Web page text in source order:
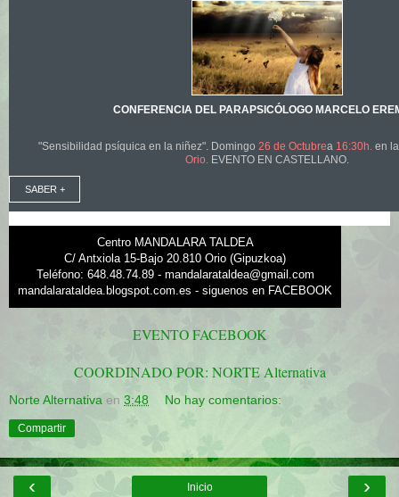
CONFERENCIA DEL PARAPSICÓLOGO MARCELO
"Sensibilidad psíquica en la niñez". Domingo 26 de Octubrea 16:30h. en
Orio. EVENTO EN CASTELLANO.
SABER +
Centro MANDALARA TALDEA
C/ Antxiola 15-Bajo 20.810 Orio (Gipuzkoa)
Teléfono: 648.48.74.89 - mandalarataldea@gmail.com
mandalarataldea.blogspot.com. es - siguenos en FACEBOOK
EVENTO FACEBOOK
COORDINADO POR: NORTE Alternativa
Norte Alternativa en 3:48 No hay comentarios:
Compartir
‹ ›
Inicio